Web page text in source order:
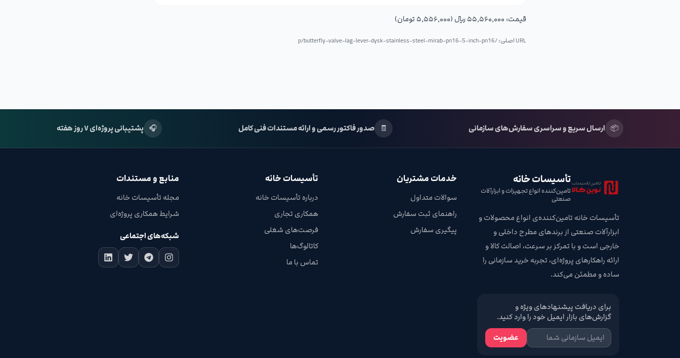
قیمت: ۵۵٬۵۶۰٬۰۰۰ ریال (۵٬۵۵۶٬۰۰۰ تومان)
URL اصلی: /p/ butterfly-valve-lag-lever-dysk-stainless-steel-mirab-pn16-5-inch-pn16
📦 ارسال سریع و سراسری سفارش‌های سازمانی 🧾 صدور فاکتور رسمی و ارائه مستندات فنی کامل 🎧 پشتیبانی پروژه‌ای ۷ روز هفته
تأسیسات خانه
تامین‌کننده انواع تجهیزات و ابزارآلات
صنعتی
تأسیسات خانه تامین‌کننده‌ی انواع محصولات و
ابزارآلات صنعتی از برندهای مطرح داخلی و
خارجی است و با تمرکز بر سرعت، اصالت کالا و
ارائه راهکارهای پروژه‌ای، تجربه خرید سازمانی را
ساده و مطمئن می‌کند.
برای دریافت پیشنهادهای ویژه و
گزارش‌های بازار ایمیل خود را وارد کنید.
عضویت
خدمات مشتریان
سوالات متداول
راهنمای ثبت سفارش
پیگیری سفارش
تأسیسات خانه
درباره تأسیسات خانه
همکاری تجاری
فرصت‌های شغلی
کاتالوگ‌ها
تماس با ما
منابع و مستندات
مجله تأسیسات خانه
شرایط همکاری پروژه‌ای
شبکه‌های اجتماعی